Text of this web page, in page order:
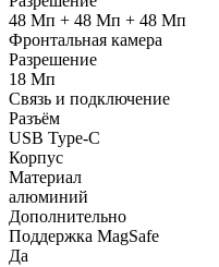
48 Мп + 48 Мп + 48 Мп
Фронтальная камера
Разрешение
18 Мп
Связь и подключение
Разъём
USB Type-C
Корпус
Материал
алюминий
Дополнительно
Поддержка MagSafe
Да